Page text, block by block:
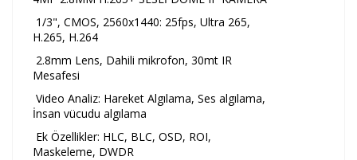
1/3", CMOS, 2560x1440: 25fps, Ultra 265,
H.265, H.264
2.8mm Lens, Dahili mikrofon, 30mt IR
Mesafesi
Video Analiz: Hareket Algılama, Ses algılama,
İnsan vücudu algılama
Ek Özellikler: HLC, BLC, OSD, ROI,
Maskeleme, DWDR